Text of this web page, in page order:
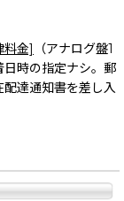
料金]
（アナログ盤1
時の指定ナシ。郵
達通知書を差し入